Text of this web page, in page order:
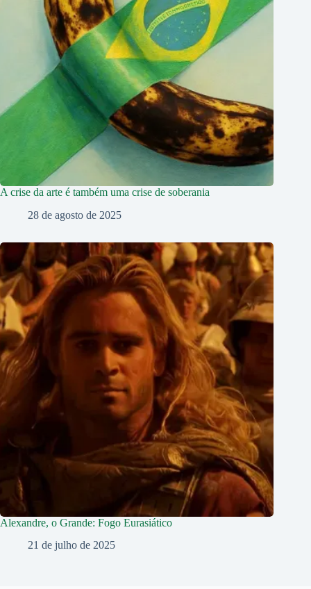
A crise da arte é também uma crise de soberania
28 de agosto de 2025
Alexandre, o Grande: Fogo Eurasiático
21 de julho de 2025